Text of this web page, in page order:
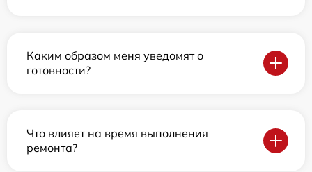
Каким образом меня уведомят о
готовности?
Что влияет на время выполнения
ремонта?